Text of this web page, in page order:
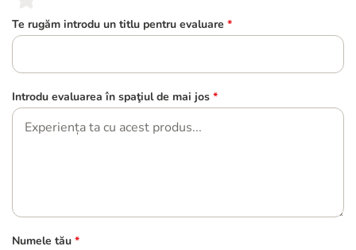
Te rugăm introdu un titlu pentru evaluare *
Introdu evaluarea în spaţiul de mai jos *
Numele tău *